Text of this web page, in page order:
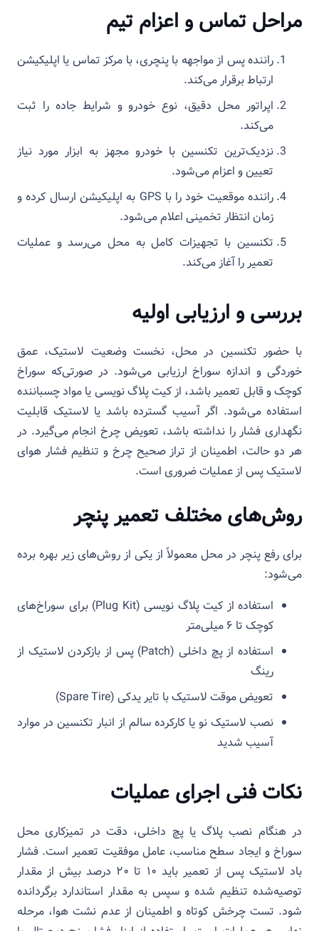
مراحل تماس و اعزام تیم
راننده پس از مواجهه با پنچری، با مرکز تماس یا اپلیکیشن
ارتباط برقرار می‌کند.
اپراتور محل دقیق، نوع خودرو و شرایط جاده را ثبت
می‌کند.
نزدیک‌ترین تکنسین با خودرو مجهز به ابزار مورد نیاز
تعیین و اعزام می‌شود.
راننده موقعیت خود را با GPS به اپلیکیشن ارسال کرده و
زمان انتظار تخمینی اعلام می‌شود.
تکنسین با تجهیزات کامل به محل می‌رسد و عملیات
تعمیر را آغاز می‌کند.
بررسی و ارزیابی اولیه
با حضور تکنسین در محل، نخست وضعیت لاستیک، عمق
خوردگی و اندازه سوراخ ارزیابی می‌شود. در صورتی‌که سوراخ
کوچک و قابل تعمیر باشد، از کیت پلاگ نویسی یا مواد چسباننده
استفاده می‌شود. اگر آسیب گسترده باشد یا لاستیک قابلیت
نگهداری فشار را نداشته باشد، تعویض چرخ انجام می‌گیرد. در
هر دو حالت، اطمینان از تراز صحیح چرخ و تنظیم فشار هوای
لاستیک پس از عملیات ضروری است.
روش‌های مختلف تعمیر پنچر
برای رفع پنچر در محل معمولاً از یکی از روش‌های زیر بهره برده
می‌شود:
استفاده از کیت پلاگ نویسی (Plug Kit) برای سوراخ‌های
کوچک تا ۶ میلی‌متر
استفاده از پچ داخلی (Patch) پس از بازکردن لاستیک از
رینگ
تعویض موقت لاستیک با تایر یدکی (Spare Tire)
نصب لاستیک نو یا کارکرده سالم از انبار تکنسین در موارد
آسیب شدید
نکات فنی اجرای عملیات
در هنگام نصب پلاگ یا پچ داخلی، دقت در تمیزکاری محل
سوراخ و ایجاد سطح مناسب، عامل موفقیت تعمیر است. فشار
باد لاستیک پس از تعمیر باید ۱۰ تا ۲۰ درصد بیش از مقدار
توصیه‌شده تنظیم شده و سپس به مقدار استاندارد برگردانده
شود. تست چرخش کوتاه و اطمینان از عدم نشت هوا، مرحله